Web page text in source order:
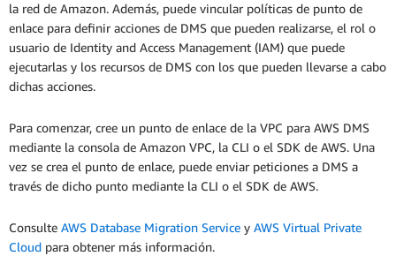
la red de Amazon. Además, puede vincular políticas de punto de
enlace para definir acciones de DMS que pueden realizarse, el rol o
usuario de Identity and Access Management (IAM) que puede
ejecutarlas y los recursos de DMS con los que pueden llevarse a cabo
dichas acciones.
Para comenzar, cree un punto de enlace de la VPC para AWS DMS
mediante la consola de Amazon VPC, la CLI o el SDK de AWS. Una
vez se crea el punto de enlace, puede enviar peticiones a DMS a
través de dicho punto mediante la CLI o el SDK de AWS.
Consulte AWS Database Migration Service y AWS Virtual Private
Cloud para obtener más información.